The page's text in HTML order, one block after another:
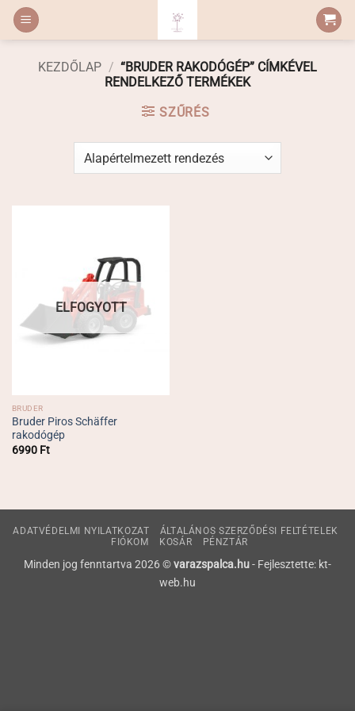
Skip
KEZDŐLAP / “BRUDER RAKODÓGÉP” CÍMKÉVEL
RENDELKEZŐ TERMÉKEK
SZŰRÉS
ELFOGYOTT
BRUDER
Bruder Piros Schäffer
rakodógép
6990 Ft
ADATVÉDELMI NYILATKOZAT
ÁLTALÁNOS SZERZŐDÉSI FELTÉTELEK
FIÓKOM
KOSÁR PÉNZTÁR
Minden jog fenntartva 2026 ©varazspalca.hu- Fejlesztette: kt-
web.hu